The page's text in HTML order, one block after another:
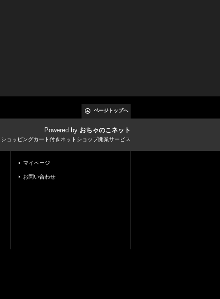
ページトップへ
Powered by おちゃのこネット
ョッピングカート付きネットショップ開業サービス
マイページ
お問い合わせ